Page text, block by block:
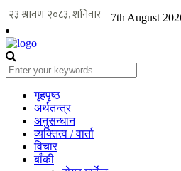
7th August
गृहपृष्ठ
अर्थतन्त्र
अनुसन्धान
व्यक्तित्व / वार्ता
विचार
बाँकी